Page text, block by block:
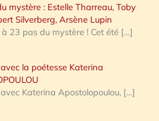
mystère : Estelle Tharreau, Toby
Silverberg, Arsène Lupin
23 pas du mystère ! Cet été […]
la poétesse Katerina
Katerina Apostolopoulou, […]